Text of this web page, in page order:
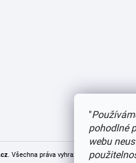
"
pohodlné
webu
. Všechna práva vyhrazena.Upravit